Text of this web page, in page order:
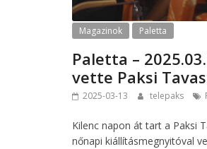
Magazinok Paletta
Paletta –
vette Paksi
2025-03-13 telepaks
Kilenc napon át tart a Paksi
nőnapi kiállításmegnyitóval